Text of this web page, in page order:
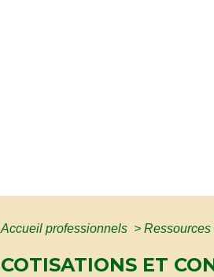
Accueil professionnels >
COTISATIONS ET